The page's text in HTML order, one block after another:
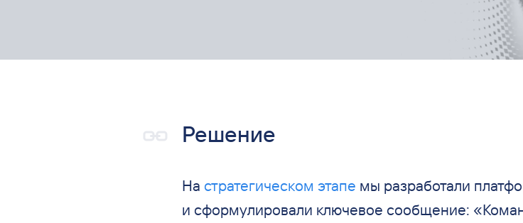
Решение
На стратегическом этапе мы разработали
и сформулировали ключевое сообщение: «